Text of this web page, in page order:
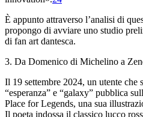
È appunto attraverso l’analisi di
propongo di avviare uno studio
di fan art dantesca.
3. Da Domenico di Michelino a
Il 19 settembre 2024, un utente che
“esperanza” e “galaxy” pubblica
Place forLegends, una sua
Il poeta indossa il classico lucco